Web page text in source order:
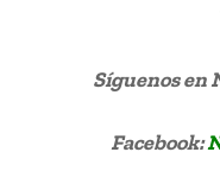
Síguenosen
Facebook: